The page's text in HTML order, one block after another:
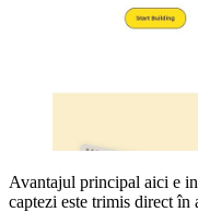
Avantajul principal aici e
captezi este trimis direct în